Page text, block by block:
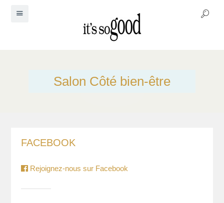
Salon Côté bien-être
FACEBOOK
Rejoignez-nous sur Facebook